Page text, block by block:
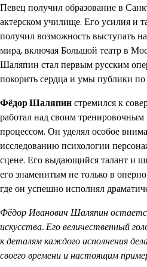
Певец получил образование в
актерском училище. Его усилия и
получил возможность выступать
мира, включая Большой театр в
Шаляпин стал первым русским
покорить сердца и умы публики
Фёдор Шаляпинстремился к
работал над своим
процессом. Он уделял особое
исследованию психологии
сцене. Его выдающийся талант и
его знаменитым не только в
где он успешно исполнял
Фёдор Иванович Шаляпин
искусства. Его величественный
к деталям каждого исполнения
своего времени и настоящим